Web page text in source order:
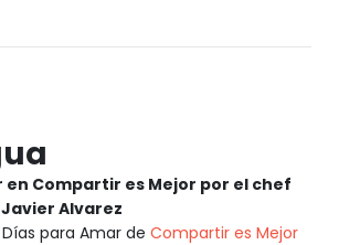
en Compartir es Mejor por el chef
Alvarez
para Amar de Compartir es Mejor